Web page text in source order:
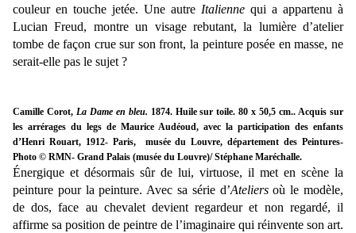
couleur en touche jetée. Une autre Italienne qui a appartenu à
Lucian Freud, montre un visage rebutant, la lumière d’atelier
tombe de façon crue sur son front, la peinture posée en masse, ne
serait-elle pas le sujet ?
Camille Corot, La Dame en bleu. 1874. Huile sur toile. 80 x 50,5 cm.. Acquis sur
les arrérages du legs de Maurice Audéoud, avec la participation des enfants
d’Henri Rouart, 1912- Paris, musée du Louvre, département des Peintures-
Photo © RMN- Grand Palais (musée du Louvre)/ Stéphane Maréchalle.
Énergique et désormais sûr de lui, virtuose, il met en scène la
peinture pour la peinture. Avec sa série d’Ateliersoù le modèle,
de dos, face au chevalet devient regardeur et non regardé, il
affirme sa position de peintre de l’imaginaire qui réinvente son art.